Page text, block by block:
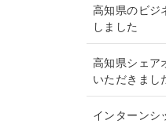
高知県のビジ
しました
高知県シェア
いただきまし
インターンシ